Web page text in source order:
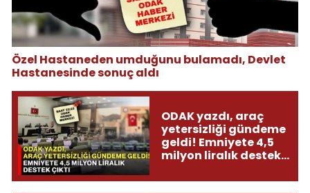
Özel Hastaneden umduğunu bulamadı, Devlet
Hastanesinde sonuç aldı
ODAK yazdı, araç
yetersizliği gündeme
geldi! Emniyete 4,5
milyon liralık destek